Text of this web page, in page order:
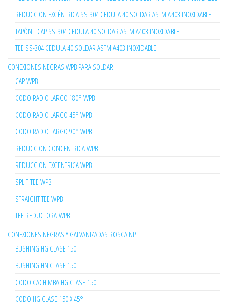
REDUCCION EXCÉNTRICA SS-304 CEDULA 40 SOLDAR ASTM A403 INOXIDABLE
TAPÓN - CAP SS-304 CEDULA 40 SOLDAR ASTM A403 INOXIDABLE
TEE SS-304 CEDULA 40 SOLDAR ASTM A403 INOXIDABLE
CONEXIONES NEGRAS WPB PARA SOLDAR
CAP WPB
CODO RADIO LARGO 180° WPB
CODO RADIO LARGO 45° WPB
CODO RADIO LARGO 90° WPB
REDUCCION CONCENTRICA WPB
REDUCCION EXCENTRICA WPB
SPLIT TEE WPB
STRAIGHT TEE WPB
TEE REDUCTORA WPB
CONEXIONES NEGRAS Y GALVANIZADAS ROSCA NPT
BUSHING HG CLASE 150
BUSHING HN CLASE 150
CODO CACHIMBA HG CLASE 150
CODO HG CLASE 150 X 45°